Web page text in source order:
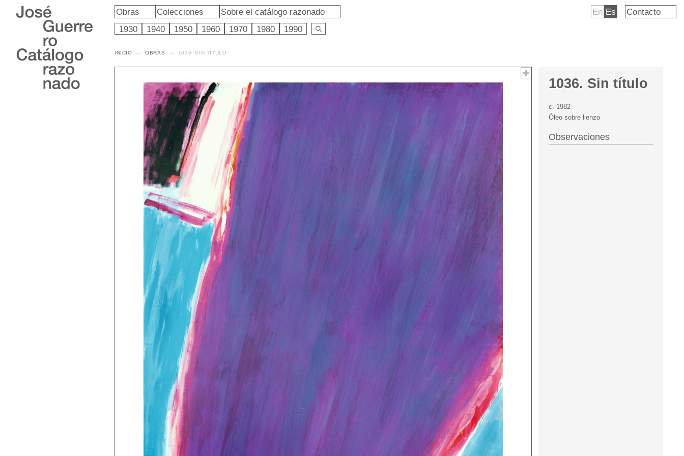
Obras Colecciones
Sobre el catálogo razonado
1930
1940 1950 1960 1970 1980 1990
En Es Contacto
INICIO OBRAS 1036. SIN TÍTULO
1036. Sin título
c. 1982
Óleo sobre lienzo
Observaciones